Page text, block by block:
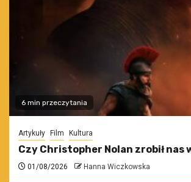
6 min przeczytania
Artykuły Film Kultura
Czy Christopher Nolan zrobił nas
01/08/2026 Hanna Wiczkowska